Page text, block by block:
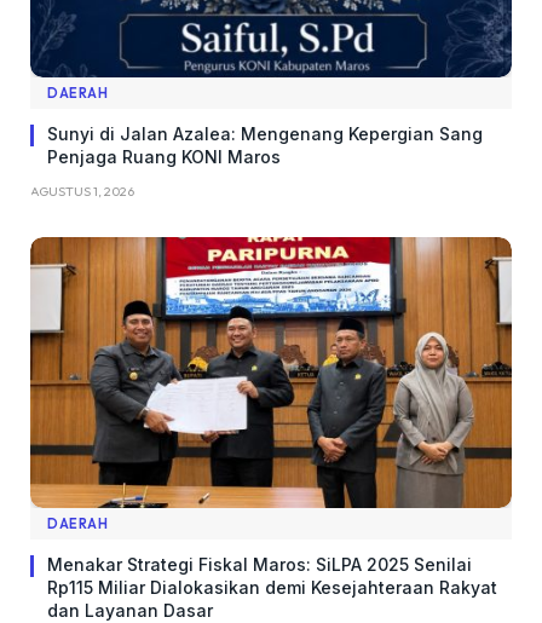
DAERAH
Sunyi di Jalan Azalea: Mengenang Kepergian Sang
Penjaga Ruang KONI Maros
AGUSTUS 1, 2026
DAERAH
Menakar Strategi Fiskal Maros: SiLPA 2025 Senilai
Rp115 Miliar Dialokasikan demi Kesejahteraan Rakyat
dan Layanan Dasar